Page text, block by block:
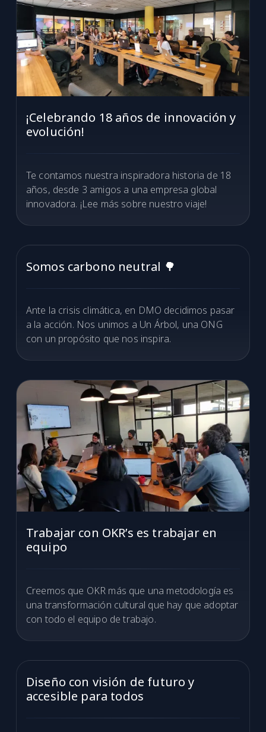
¡Celebrando 18 años de innovación y
evolución!
Te contamos nuestra inspiradora historia de 18
años, desde 3 amigos a una empresa global
innovadora. ¡Lee más sobre nuestro viaje!
Somos carbono neutral 🌳
Ante la crisis climática, en DMO decidimos pasar
a la acción. Nos unimos a Un Árbol, una ONG
con un propósito que nos inspira.
Trabajar con OKR’s es trabajar en
equipo
Creemos que OKR más que una metodología es
una transformación cultural que hay que adoptar
con todo el equipo de trabajo.
Diseño con visión de futuro y
accesible para todos